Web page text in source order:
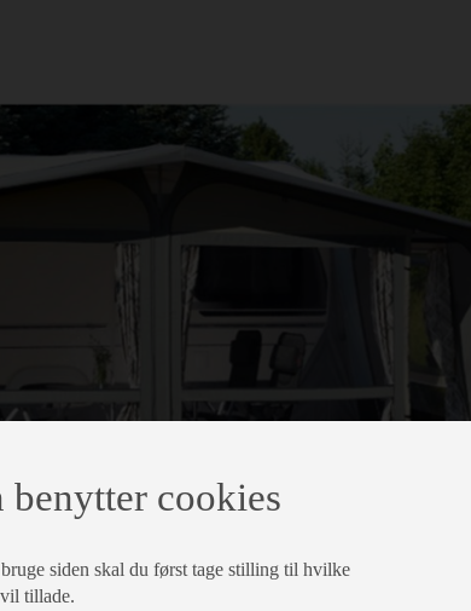
benytter cookies
siden skal du først tage stilling til hvilke
tillade.